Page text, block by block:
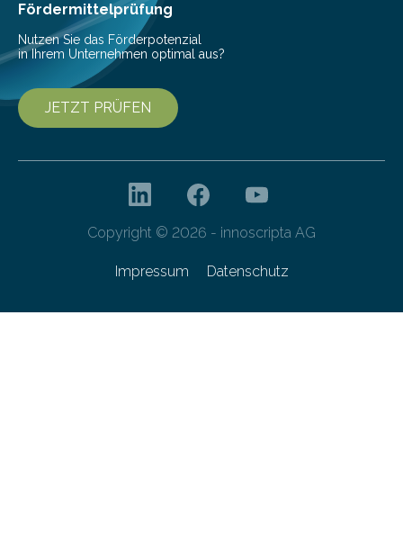
Franziska Diebel, Pauline Hoffmann und Yusuf Toprak
entwickelt. Mit nur…
Fördermittelprüfung
Nutzen Sie das Förderpotenzial
in Ihrem Unternehmen optimal aus?
JETZT PRÜFEN
Copyright © 2026 - innoscripta AG
Impressum Datenschutz